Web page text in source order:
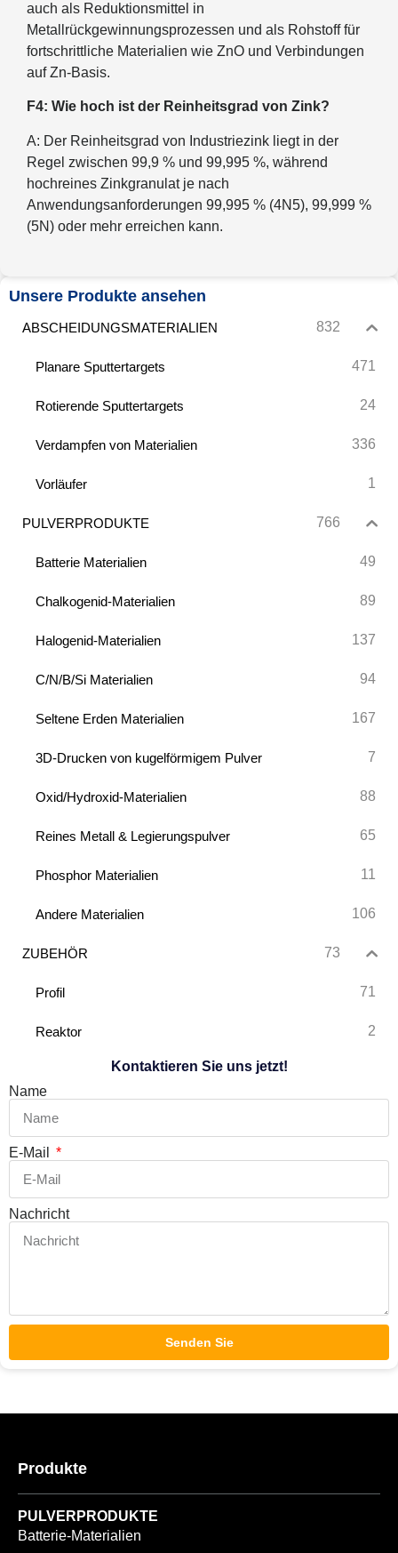
Unsere Produkte ansehen
ABSCHEIDUNGSMATERIALIEN 832
Planare Sputtertargets 471
Rotierende Sputtertargets 24
Verdampfen von Materialien 336
Vorläufer 1
PULVERPRODUKTE 766
Batterie Materialien 49
Chalkogenid-Materialien 89
Halogenid-Materialien 137
C/N/B/Si Materialien 94
Seltene Erden Materialien 167
3D-Drucken von kugelförmigem Pulver 7
Oxid/Hydroxid-Materialien 88
Reines Metall & Legierungspulver 65
Phosphor Materialien 11
Andere Materialien 106
ZUBEHÖR 73
Profil 71
Reaktor 2
Kontaktieren Sie uns jetzt!
Name
E-Mail
Nachricht
Senden Sie
auch als Reduktionsmittel in
Metallrückgewinnungsprozessen und als Rohstoff für
fortschrittliche Materialien wie ZnO und Verbindungen
auf Zn-Basis.
F4: Wie hoch ist der Reinheitsgrad von Zink?
A: Der Reinheitsgrad von Industriezink liegt in der
Regel zwischen 99,9 % und 99,995 %, während
hochreines Zinkgranulat je nach
Anwendungsanforderungen 99,995 % (4N5), 99,999 %
(5N) oder mehr erreichen kann.
Produkte
PULVERPRODUKTE
Batterie-Materialien